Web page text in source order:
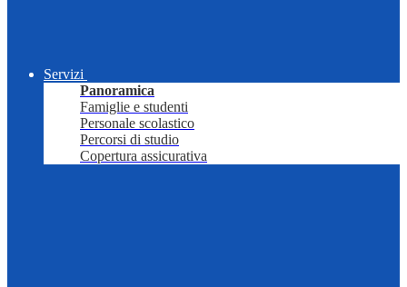
Servizi
Panoramica
Famiglie e studenti
Personale scolastico
Percorsi di studio
Copertura assicurativa